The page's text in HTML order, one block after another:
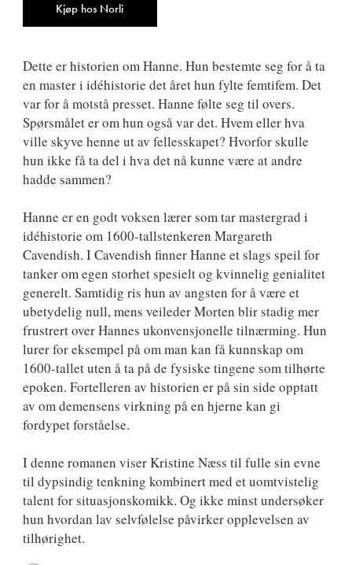
Kjøp hos Norli
Dette er historien om Hanne. Hun bestemte seg for å ta
en master i idéhistorie det året hun fylte femtifem. Det
var for å motstå presset. Hanne følte seg til overs.
Spørsmålet er om hun også var det. Hvem eller hva
ville skyve henne ut av fellesskapet? Hvorfor skulle
hun ikke få ta del i hva det nå kunne være at andre
hadde sammen?
Hanne er en godt voksen lærer som tar mastergrad i
idéhistorie om 1600-tallstenkeren Margareth
Cavendish. I Cavendish finner Hanne et slags speil for
tanker om egen storhet spesielt og kvinnelig genialitet
generelt. Samtidig ris hun av angsten for å være et
ubetydelig null, mens veileder Morten blir stadig mer
frustrert over Hannes ukonvensjonelle tilnærming. Hun
lurer for eksempel på om man kan få kunnskap om
1600-tallet uten å ta på de fysiske tingene som tilhørte
epoken. Fortelleren av historien er på sin side opptatt
av om demensens virkning på en hjerne kan gi
fordypet forståelse.
I denne romanen viser Kristine Næss til fulle sin evne
til dypsindig tenkning kombinert med et uomtvistelig
talent for situasjonskomikk. Og ikke minst undersøker
hun hvordan lav selvfølelse påvirker opplevelsen av
tilhørighet.